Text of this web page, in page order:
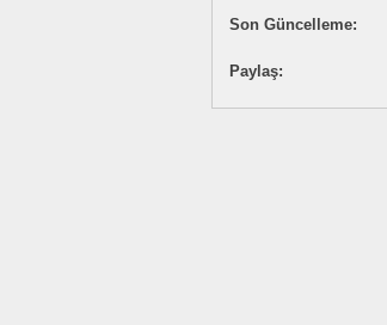
Son Güncelleme:
Paylaş: